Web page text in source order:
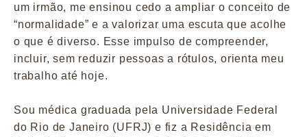
um irmão, me ensinou cedo a ampliar o conceito de
“normalidade” e a valorizar uma escuta que acolhe
o que é diverso. Esse impulso de compreender,
incluir, sem reduzir pessoas a rótulos, orienta meu
trabalho até hoje.
Sou médica graduada pela Universidade Federal
do Rio de Janeiro (UFRJ) e fiz a Residência em